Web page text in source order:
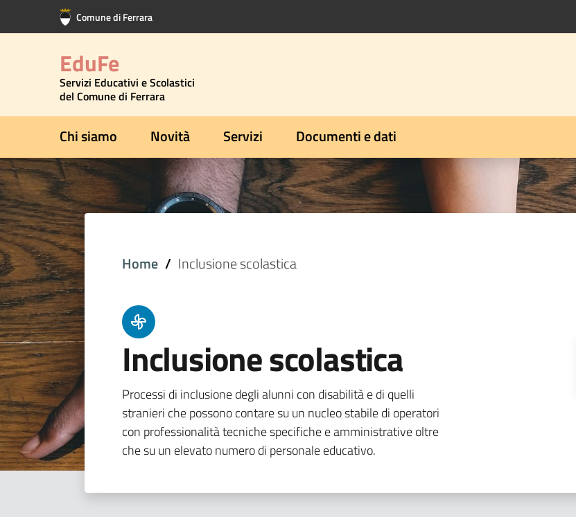
Vai al contenuto principale
Vai al footer Comune di Ferrara
EduFe
Servizi Educativi e Scolastici
del Comune di Ferrara
Chi siamo Novità Servizi Documenti e dati
Home Inclusione scolastica
Inclusione scolastica
Processi di inclusione degli alunni con disabilità e di quelli
stranieri che possono contare su un nucleo stabile di operatori
con professionalità tecniche specifiche e amministrative oltre
che su un elevato numero di personale educativo.